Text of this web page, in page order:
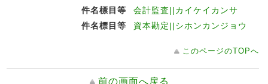
件名標目等
会計監査||カイケイカンサ
件名標目等
資本勘定||シホンカンジョウ
このページのTOPへ
前の画面へ戻る